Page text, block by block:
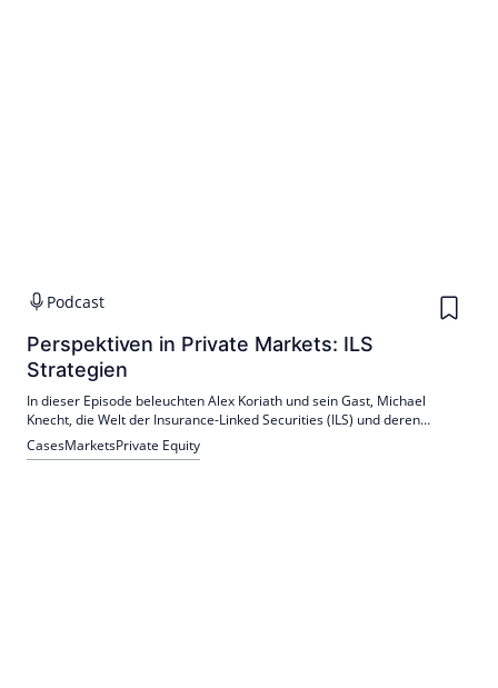
Podcast
Perspektiven in Private Markets: ILS
Strategien
In dieser Episode beleuchten Alex Koriath und sein Gast, Michael
Knecht, die Welt der Insurance-Linked Securities (ILS) und deren
Bedeutung für institutionelle Investoren.
CasesMarketsPrivate Equity